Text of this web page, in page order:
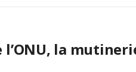
l’ONU, la